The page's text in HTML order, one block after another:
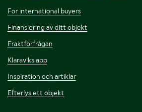
For international buyers
Finansiering av ditt objekt
Fraktförfrågan
Klaraviks app
Inspiration och artiklar
Efterlys ett objekt